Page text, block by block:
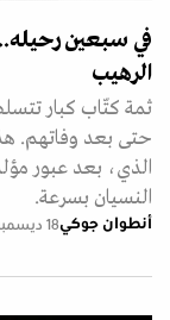
في سبعين
الرهيب
ثمة كتّاب كبار
حتى بعد وفاتهم.
الذي، بعد عبور
النسيان بسرعة.
أنطوان جوكي18 ديسمبر 2024